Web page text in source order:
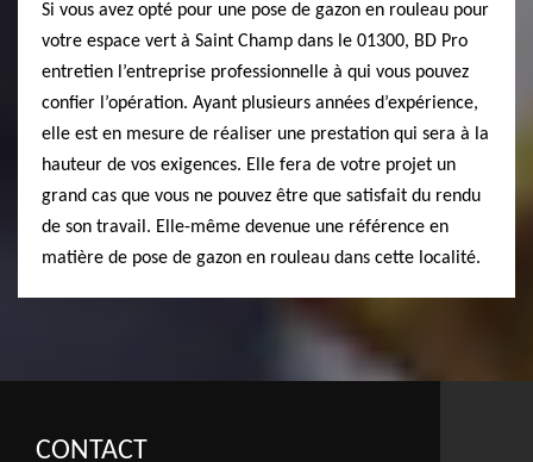
Si vous avez opté pour une pose de gazon en rouleau pour
votre espace vert à Saint Champ dans le 01300, BD Pro
entretien l’entreprise professionnelle à qui vous pouvez
confier l’opération. Ayant plusieurs années d’expérience,
elle est en mesure de réaliser une prestation qui sera à la
hauteur de vos exigences. Elle fera de votre projet un
grand cas que vous ne pouvez être que satisfait du rendu
de son travail. Elle-même devenue une référence en
matière de pose de gazon en rouleau dans cette localité.
CONTACT